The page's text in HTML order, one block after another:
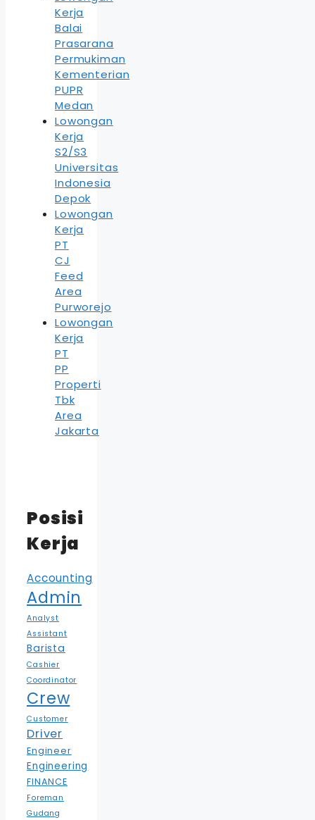
Kerja
Balai
Prasarana
Permukiman
Kementerian
PUPR
Medan
Lowongan
Kerja
S2/S3
Universitas
Indonesia
Depok
Lowongan
Kerja
PT
CJ
Feed
Area
Purworejo
Lowongan
Kerja
PT
PP
Properti
Tbk
Area
Jakarta
Posisi
Kerja
Accounting
Admin
Analyst
Assistant
Barista
Cashier
Coordinator
Crew
Customer
Driver
Engineer
Engineering
FINANCE
Foreman
Gudang